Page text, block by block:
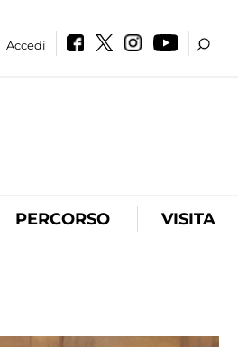
Accedi
PERCORSO VISITA